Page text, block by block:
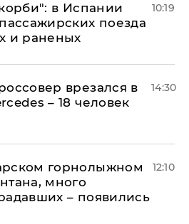
в Испании
поезда
и раненых
10:19
врезался в
– 18 человек
14:30
горнолыжном
много
– появились
12:10